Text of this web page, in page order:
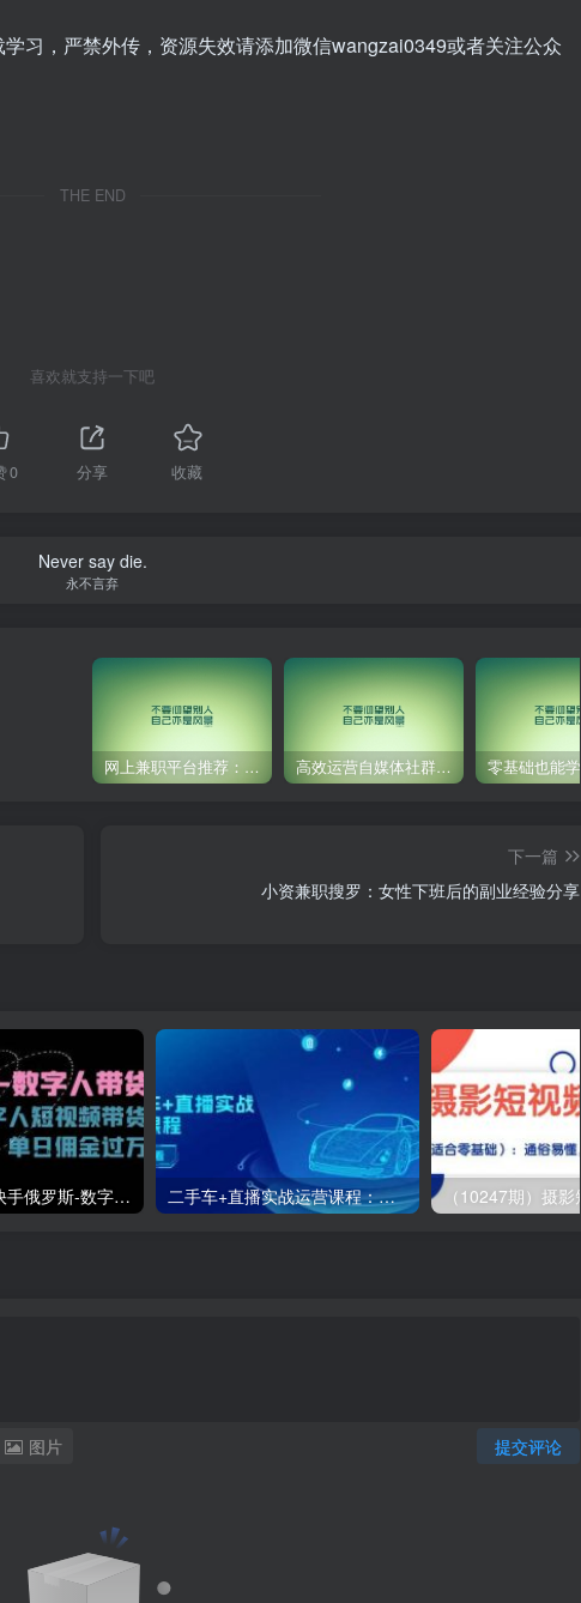
习，严禁外传，资源失效请添加微信wangzai0349或者关注公众
THE END
喜欢就支持一下吧
0 分享 收藏
Never say die.
永不言弃
网上兼职平台推荐：国外网赚任务！ 高效运营自媒体社群，让内容更有价值！
下一篇
小资兼职搜罗：女性下班后的副业经验分享
（11553期）快手俄罗斯-数字人带货，带你玩赚数字人短视频带货，单日佣金过万 二手车+直播实战运营课程：直播推荐/短视频推荐/千川投放/直播全流程
提交评论
图片